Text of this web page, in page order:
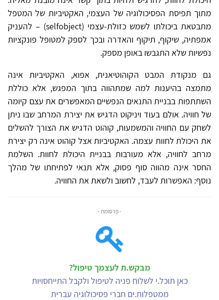
מתוך תפיסת הפסיכולוגיה של העצמי, האקטיביות של המטפל
מתבטאת ביכולתו לשמש כזולת-עצמי (selfobject) – להעניק
אמפתיה, שיקוף, תיקוף והאדרה ובכך לספק למטופל פונקציות
נפשיות שלא התגבשו באופן מספק.
גם מנקודת המבט הקוהוטיאנית, אפוא, האקטיביות אינה
מתמצה בהיענות למה שמתהווה בתוך המפגש, אלא כוללת
השתתפות בבניית התנאים הנפשיים המאפשרים את עצם קיומה
של חוויה. אולם בעוד ויניקוט הדגיש את יצירת המרחב שבו ניתן
לשחק עם החוויה והמשמעות, קוהוט הדגיש את הצורך להשלים
את היכולת לחוות עצמה. האקטיביות אצל קוהוט אינה רק יצירת
מרחב לחוויה, אלא מעורבות בבניית היכולת לחוות. השלמת
החסר אינה מהווה סוף פסוק, אלא תנאי לפתיחתו של מהלך
נוסף: האפשרות לעבד, לחשוב ולשאת את החוויה.
- פרסומת -
מבקש.ת לעצמך טיפול?
כאן תוכל.י לשלוח פניה לטיפול ולקבל התייחסויות
ממטפלות.ים חברי פסיכולוגיה עברית